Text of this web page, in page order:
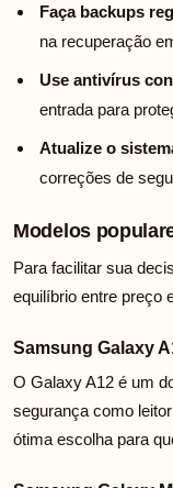
Faça backups
na recuperação
Use antivírus
entrada para
Atualize o
correções de
Modelos
Para facilitar sua
equilíbrio entre preço
Samsung Galaxy
O Galaxy A12 é um
segurança como
ótima escolha para